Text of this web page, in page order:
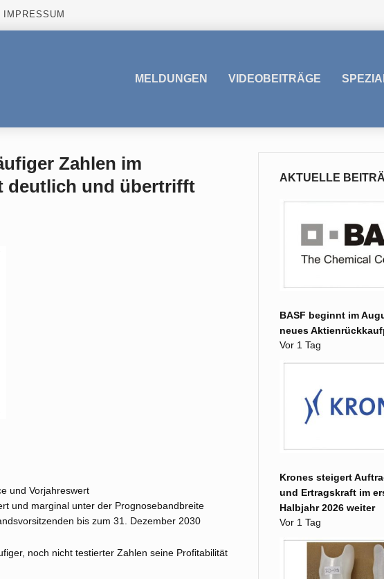
IMPRESSUM
MELDUNGEN VIDEOBEITRÄGE
Zahlen im
deutlich und übertrifft
und Vorjahreswert
und marginal unter der Prognosebandbreite
bis zum 31. Dezember 2030
noch nicht testierter Zahlen seine Profitabilität
AKTUELLE
BASF beginnt im
neues
Vor 1 Tag
Krones steigert
und Ertragskraft im
Halbjahr 2026 weiter
Vor 1 Tag